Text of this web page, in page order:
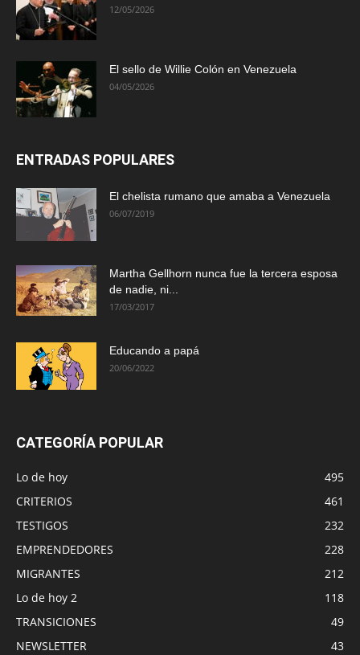
12/05/2026
El sello de Willie Colón en Venezuela
04/05/2026
ENTRADAS POPULARES
El chelista rumano que amaba a Venezuela
06/07/2019
Martha Gellhorn nunca fue la tercera esposa
de nadie, ni...
17/03/2017
Educando a papá
20/06/2022
CATEGORÍA POPULAR
Lo de hoy
495
CRITERIOS
461
TESTIGOS
232
EMPRENDEDORES
228
MIGRANTES
212
Lo de hoy 2
118
TRANSICIONES
49
NEWSLETTER
43